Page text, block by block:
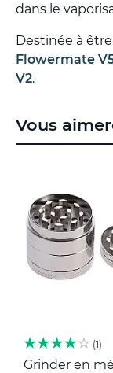
dans le
Destinée à
Flowermate
V2.
Vous
1
Grinder en